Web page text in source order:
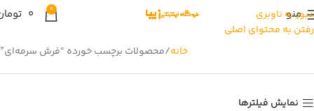
عبور به ناوبری
رفتن به محتوای اصلی
منو 0
0
خانه محصولات برچسب خورده “فرش سرمه‌ای”
نمایش فیلترها